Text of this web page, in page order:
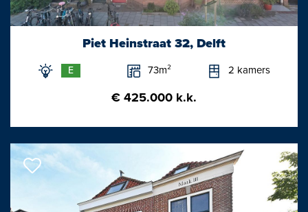
Slaapkamer: ca. 3.10x4.15/2.48m
Bijzonderheden/Kenmerken:
- Gewild stukje Westerkwartier, op steenworp afstand van
station en centrum Delft.
- Voorzijde van de woning heeft een zeer karakteristieke
voorgevel met knipvoeg.
- Er zal een niet-bewoners, materialen- en ouderdomsclausule
Piet Heinstraat 32, Delft
E 73m² 2 kamers
€ 425.000 k.k.